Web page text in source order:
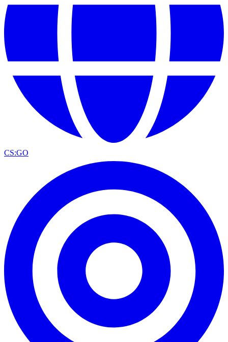
CS:GO